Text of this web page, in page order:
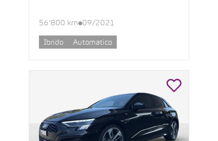
56’800 km 09/2021
Ibrido Automatico